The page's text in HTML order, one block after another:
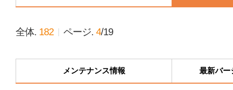
全体. 182 ページ. 4/19
メンテナンス情報 最新バー